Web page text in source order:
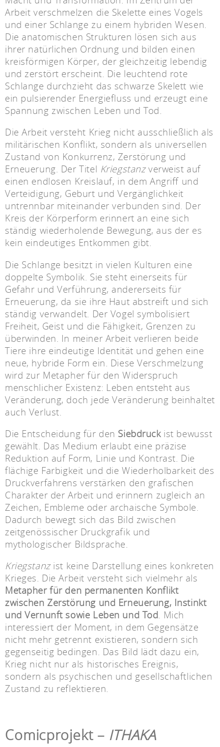
Arbeit verschmelzen die Skelette eines Vogels
und einer Schlange zu einem hybriden Wesen.
Die anatomischen Strukturen lösen sich aus
ihrer natürlichen Ordnung und bilden einen
kreisförmigen Körper, der gleichzeitig lebendig
und zerstört erscheint. Die leuchtend rote
Schlange durchzieht das schwarze Skelett wie
ein pulsierender Energiefluss und erzeugt eine
Spannung zwischen Leben und Tod.
Die Arbeit versteht Krieg nicht ausschließlich als
militärischen Konflikt, sondern als universellen
Zustand von Konkurrenz, Zerstörung und
Erneuerung. Der Titel Kriegstanzverweist auf
einen endlosen Kreislauf, in dem Angriff und
Verteidigung, Geburt und Vergänglichkeit
untrennbar miteinander verbunden sind. Der
Kreis der Körperform erinnert an eine sich
ständig wiederholende Bewegung, aus der es
kein eindeutiges Entkommen gibt.
Die Schlange besitzt in vielen Kulturen eine
doppelte Symbolik. Sie steht einerseits für
Gefahr und Verführung, andererseits für
Erneuerung, da sie ihre Haut abstreift und sich
ständig verwandelt. Der Vogel symbolisiert
Freiheit, Geist und die Fähigkeit, Grenzen zu
überwinden. In meiner Arbeit verlieren beide
Tiere ihre eindeutige Identität und gehen eine
neue, hybride Form ein. Diese Verschmelzung
wird zur Metapher für den Widerspruch
menschlicher Existenz: Leben entsteht aus
Veränderung, doch jede Veränderung beinhaltet
auch Verlust.
Die Entscheidung für den Siebdruckist bewusst
gewählt. Das Medium erlaubt eine präzise
Reduktion auf Form, Linie und Kontrast. Die
flächige Farbigkeit und die Wiederholbarkeit des
Druckverfahrens verstärken den grafischen
Charakter der Arbeit und erinnern zugleich an
Zeichen, Embleme oder archaische Symbole.
Dadurch bewegt sich das Bild zwischen
zeitgenössischer Druckgrafik und
mythologischer Bildsprache.
Kriegstanzist keine Darstellung eines konkreten
Krieges. Die Arbeit versteht sich vielmehr als
Metapher für den permanenten Konflikt
zwischen Zerstörung und Erneuerung, Instinkt
und Vernunft sowie Leben und Tod . Mich
interessiert der Moment, in dem Gegensätze
nicht mehr getrennt existieren, sondern sich
gegenseitig bedingen. Das Bild lädt dazu ein,
Krieg nicht nur als historisches Ereignis,
sondern als psychischen und gesellschaftlichen
Zustand zu reflektieren.
Comicprojekt – ITHAKA